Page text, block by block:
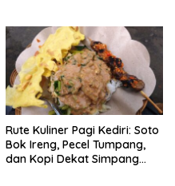
Rute Kuliner Pagi Kediri: Soto
Bok Ireng, Pecel Tumpang,
dan Kopi Dekat Simpang